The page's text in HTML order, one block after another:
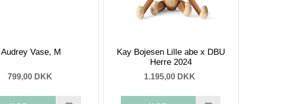
Audrey Vase, M
799,00 DKK
Kay Bojesen Lille abe x DBU
Herre 2024
1.195,00 DKK